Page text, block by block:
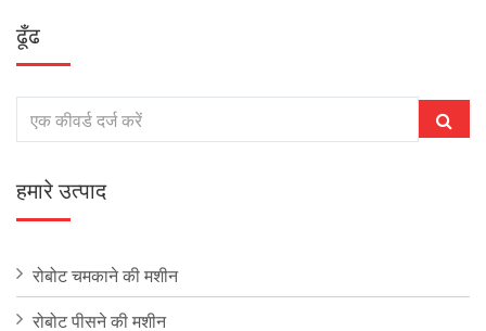
ढूँढ
हमारे उत्पाद
रोबोट चमकाने की मशीन
रोबोट पीसने की मशीन